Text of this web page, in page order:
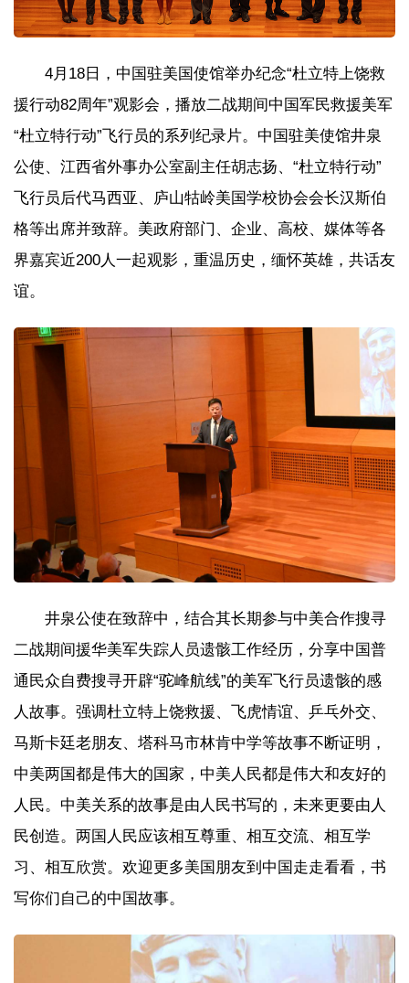
4月18日，中国驻美国使馆举办纪念“杜立特上饶救
援行动82周年”观影会，播放二战期间中国军民救援美军
“杜立特行动”飞行员的系列纪录片。中国驻美使馆井泉
公使、江西省外事办公室副主任胡志扬、“杜立特行动”
飞行员后代马西亚、庐山牯岭美国学校协会会长汉斯伯
格等出席并致辞。美政府部门、企业、高校、媒体等各
界嘉宾近200人一起观影，重温历史，缅怀英雄，共话友
谊。
井泉公使在致辞中，结合其长期参与中美合作搜寻
二战期间援华美军失踪人员遗骸工作经历，分享中国普
通民众自费搜寻开辟“驼峰航线”的美军飞行员遗骸的感
人故事。强调杜立特上饶救援、飞虎情谊、乒乓外交、
马斯卡廷老朋友、塔科马市林肯中学等故事不断证明，
中美两国都是伟大的国家，中美人民都是伟大和友好的
人民。中美关系的故事是由人民书写的，未来更要由人
民创造。两国人民应该相互尊重、相互交流、相互学
习、相互欣赏。欢迎更多美国朋友到中国走走看看，书
写你们自己的中国故事。